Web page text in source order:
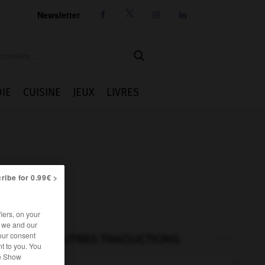
Newsletter

CUISINE JEUX LIVRES
for 0.99€ >
on your
and our
consent
to you. You
Show